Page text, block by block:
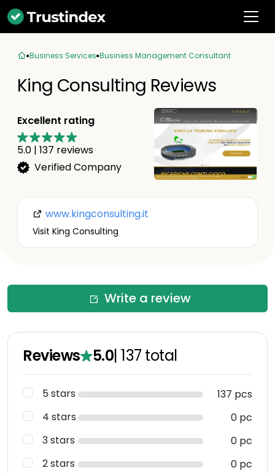
Business Services Business Management Consultant
King Consulting Reviews
Excellent rating
5.0 | 137 reviews
Verified Company
www.kingconsulting.it
Visit King Consulting
Write a review
Reviews 5.0|137 total
5 stars
137 pcs
4 stars
0 pc
3 stars
0 pc
2 stars
0 pc